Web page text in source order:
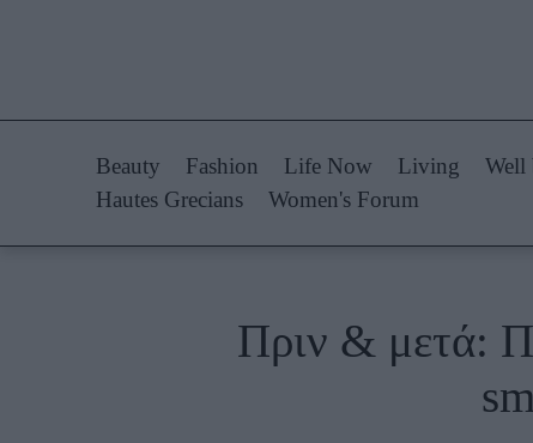
Styling Tips
Fashion
Woman Power
Beauty Fashion Life Now Living Well
Hautes Grecians
Women's Forum
Πριν & μετά: